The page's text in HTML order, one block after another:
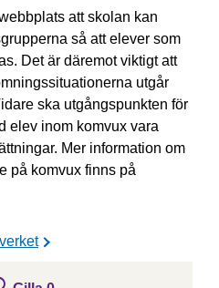
att skolan kan
så att elever som
Det är däremot viktigt att
utgår
ska utgångspunkten för
elev inom komvux vara
Mer information om
på komvux finns på